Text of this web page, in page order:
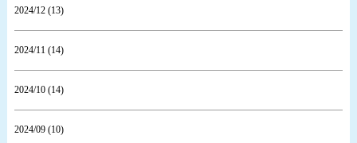
2024/12 (13)
2024/11 (14)
2024/10 (14)
2024/09 (10)